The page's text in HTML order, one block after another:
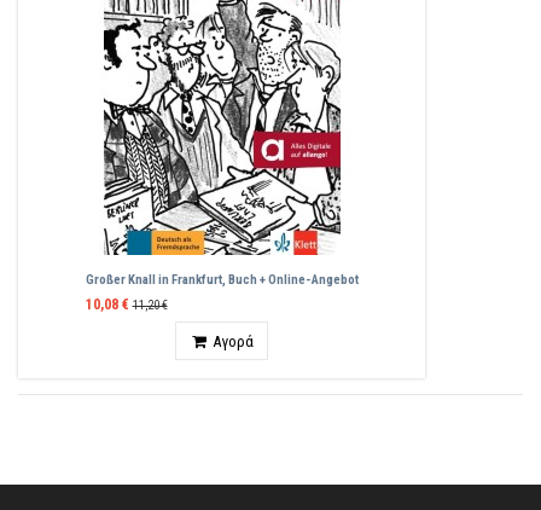
Großer Knall in Frankfurt, Buch + Online-Angebot
10,08 € 11,20 €
Αγορά